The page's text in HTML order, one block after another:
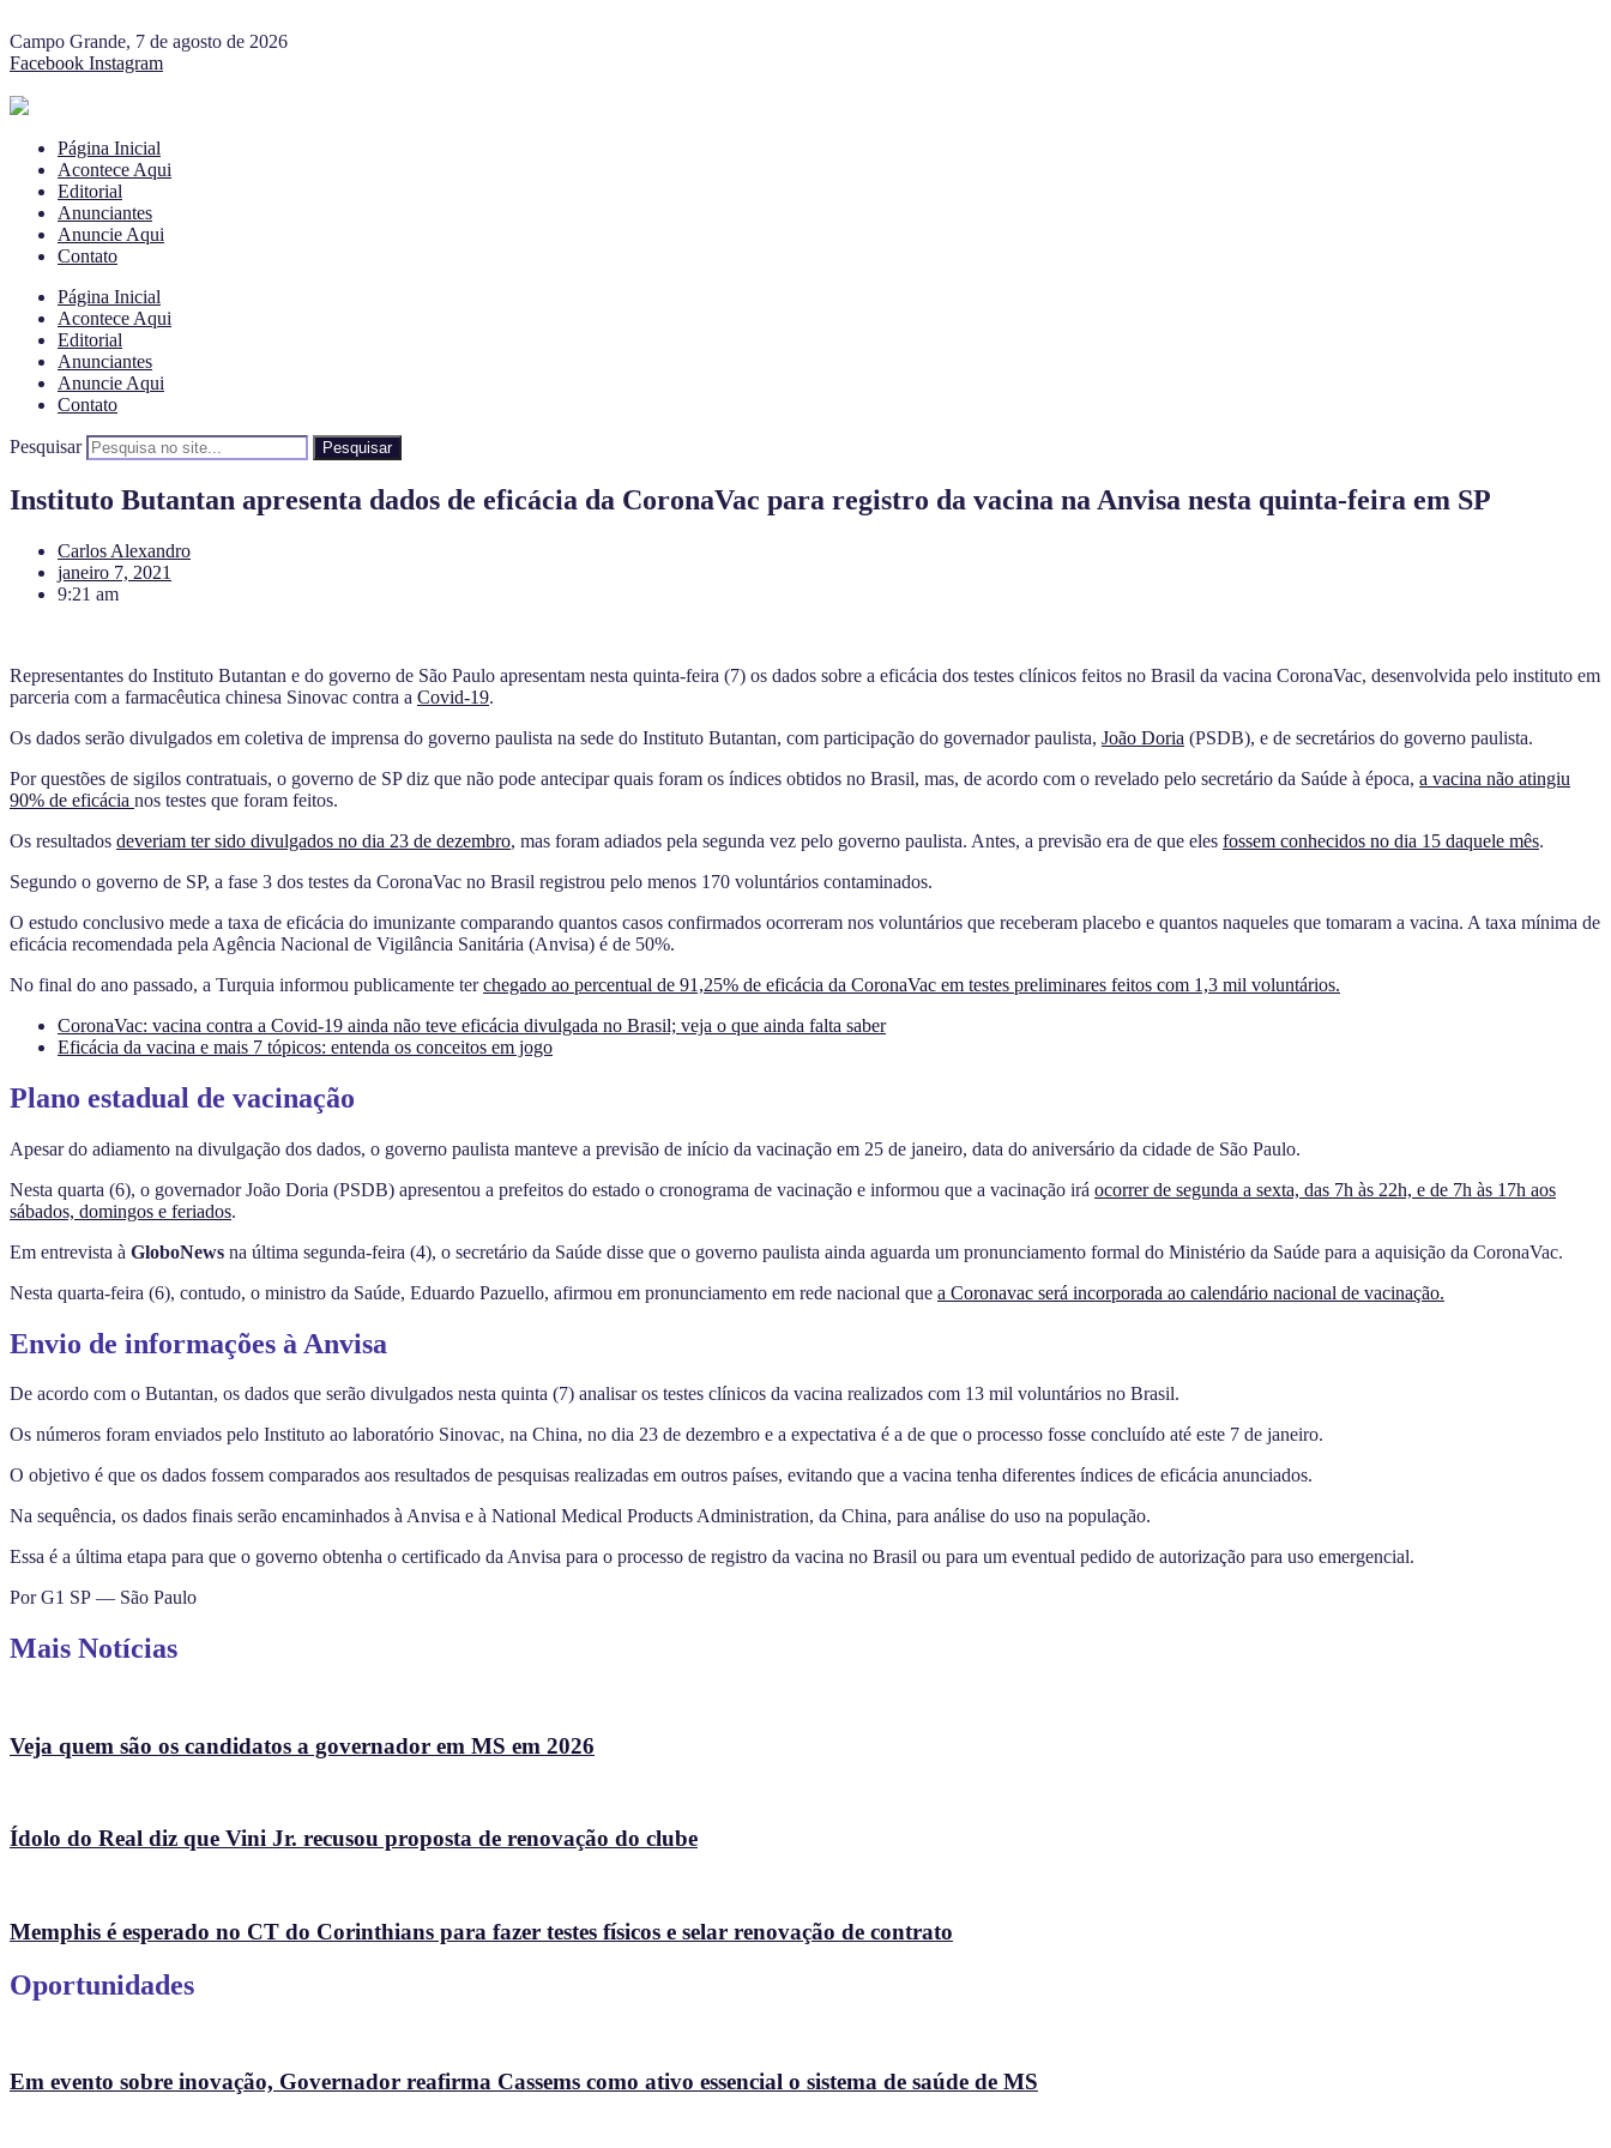
Campo Grande, 7 de agosto de 2026
Facebook Instagram
Página Inicial
Acontece Aqui
Editorial
Anunciantes
Anuncie Aqui
Contato
Página Inicial
Acontece Aqui
Editorial
Anunciantes
Anuncie Aqui
Contato
Pesquisar Pesquisar
Instituto Butantan apresenta dados de eficácia da CoronaVac para registro da vacina na Anvisa nesta quinta-feira em SP
Carlos Alexandro
janeiro 7, 2021
9:21 am
Representantes do Instituto Butantan e do governo de São Paulo apresentam nesta quinta-feira (7) os dados sobre a eficácia dos testes clínicos feitos no Brasil da vacina CoronaVac, desenvolvida pelo instituto em
parceria com a farmacêutica chinesa Sinovac contra a Covid-19.
Os dados serão divulgados em coletiva de imprensa do governo paulista na sede do Instituto Butantan, com participação do governador paulista, João Doria (PSDB), e de secretários do governo paulista.
Por questões de sigilos contratuais, o governo de SP diz que não pode antecipar quais foram os índices obtidos no Brasil, mas, de acordo com o revelado pelo secretário da Saúde à época, a vacina não atingiu
90% de eficácia nos testes que foram feitos.
Os resultados deveriam ter sido divulgados no dia 23 de dezembro, mas foram adiados pela segunda vez pelo governo paulista. Antes, a previsão era de que eles fossem conhecidos no dia 15 daquele mês.
Segundo o governo de SP, a fase 3 dos testes da CoronaVac no Brasil registrou pelo menos 170 voluntários contaminados.
O estudo conclusivo mede a taxa de eficácia do imunizante comparando quantos casos confirmados ocorreram nos voluntários que receberam placebo e quantos naqueles que tomaram a vacina. A taxa mínima de
eficácia recomendada pela Agência Nacional de Vigilância Sanitária (Anvisa) é de 50%.
No final do ano passado, a Turquia informou publicamente terchegado ao percentual de 91,25% de eficácia da CoronaVac em testes preliminares feitos com 1,3 mil voluntários.
CoronaVac: vacina contra a Covid-19 ainda não teve eficácia divulgada no Brasil; veja o que ainda falta saber
Eficácia da vacina e mais 7 tópicos: entenda os conceitos em jogo
Plano estadual de vacinação
Apesar do adiamento na divulgação dos dados, o governo paulista manteve a previsão de início da vacinação em 25 de janeiro, data do aniversário da cidade de São Paulo.
Nesta quarta (6), o governador João Doria (PSDB) apresentou a prefeitos do estado o cronograma de vacinação e informou que a vacinação irá ocorrer de segunda a sexta, das 7h às 22h, e de 7h às 17h aos
sábados, domingos e feriados.
Em entrevista à GloboNews na última segunda-feira (4), o secretário da Saúde disse que o governo paulista ainda aguarda um pronunciamento formal do Ministério da Saúde para a aquisição da CoronaVac.
Nesta quarta-feira (6), contudo, o ministro da Saúde, Eduardo Pazuello, afirmou em pronunciamento em rede nacional que a Coronavac será incorporada ao calendário nacional de vacinação.
Envio de informações à Anvisa
De acordo com o Butantan, os dados que serão divulgados nesta quinta (7) analisar os testes clínicos da vacina realizados com 13 mil voluntários no Brasil.
Os números foram enviados pelo Instituto ao laboratório Sinovac, na China, no dia 23 de dezembro e a expectativa é a de que o processo fosse concluído até este 7 de janeiro.
O objetivo é que os dados fossem comparados aos resultados de pesquisas realizadas em outros países, evitando que a vacina tenha diferentes índices de eficácia anunciados.
Na sequência, os dados finais serão encaminhados à Anvisa e à National Medical Products Administration, da China, para análise do uso na população.
Essa é a última etapa para que o governo obtenha o certificado da Anvisa para o processo de registro da vacina no Brasil ou para um eventual pedido de autorização para uso emergencial.
Por G1 SP — São Paulo
Mais Notícias
Veja quem são os candidatos a governador em MS em 2026
Ídolo do Real diz que Vini Jr. recusou proposta de renovação do clube
Memphis é esperado no CT do Corinthians para fazer testes físicos e selar renovação de contrato
Oportunidades
Em evento sobre inovação, Governador reafirma Cassems como ativo essencial o sistema de saúde de MS